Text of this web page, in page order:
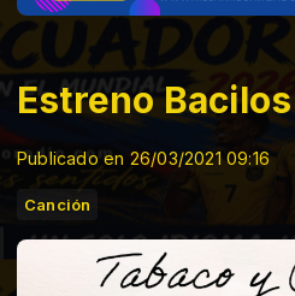
Estreno Bacilos
Publicado en 26/03/2021 09:16
Canción